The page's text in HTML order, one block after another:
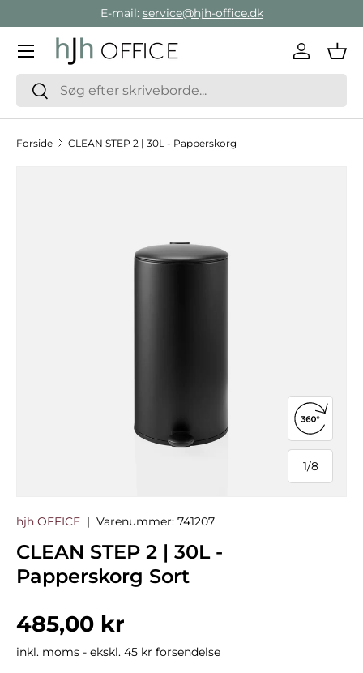
Gå direkte til indholdet
E-mail: service@hjh-office.dk
SøgSøg
Log ind
Menu
Forside CLEAN STEP 2 | 30L - Papperskorg
1/
af
8
Åbn
hjh OFFICE | Varenummer: 741207
CLEAN STEP 2 | 30L -
Papperskorg Sort
Normalpris
485,00 kr
inkl. moms - ekskl. 45 kr forsendelse